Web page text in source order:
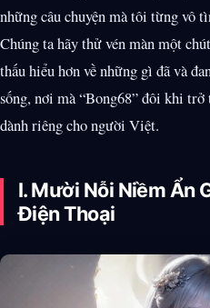
những câu chuyện mà tôi từng vô
Chúng ta hãy thử vén màn một
thấu hiểu hơn về những gì đã và
sống, nơi mà “Bong68” đôi khi
dành riêng cho người Việt.
I. Mười Nỗi Niềm Ẩn
Điện Thoại